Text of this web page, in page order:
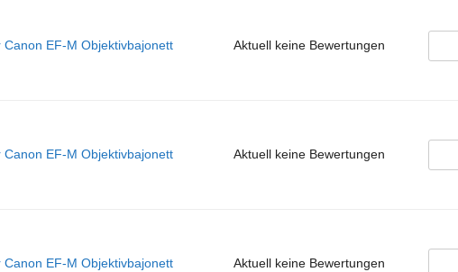
EF-M Objektivbajonett Aktuell keine Bewertungen
EF-M Objektivbajonett Aktuell keine Bewertungen
EF-M Objektivbajonett Aktuell keine Bewertungen